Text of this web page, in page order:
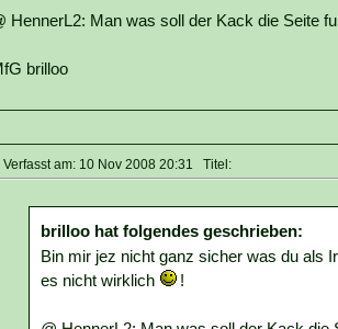
HennerL2: Man was soll der Kack die Seite
brilloo
Verfasst am: 10 Nov 2008 20:31 Titel:
brilloo hat folgendes geschrieben:
Bin mir jez nicht ganz sicher was du als
es nicht wirklich
!